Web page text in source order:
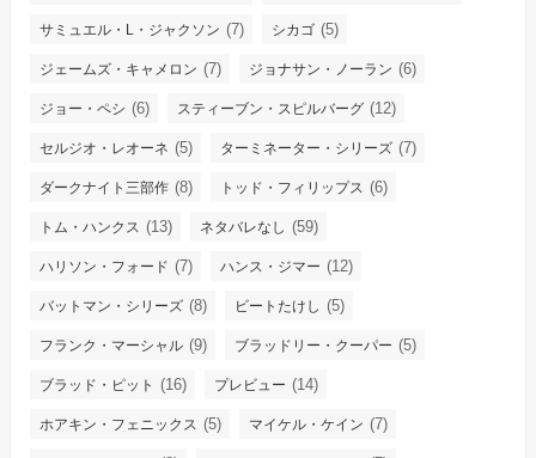
サミュエル・L・ジャクソン (7) シカゴ (5)
ジェームズ・キャメロン (7) ジョナサン・ノーラン (6)
ジョー・ペシ (6) スティーブン・スピルバーグ (12)
セルジオ・レオーネ (5) ターミネーター・シリーズ (7)
ダークナイト三部作 (8) トッド・フィリップス (6)
トム・ハンクス (13) ネタバレなし (59)
ハリソン・フォード (7) ハンス・ジマー (12)
バットマン・シリーズ (8) ビートたけし (5)
フランク・マーシャル (9) ブラッドリー・クーパー (5)
ブラッド・ピット (16) プレビュー (14)
ホアキン・フェニックス (5) マイケル・ケイン (7)